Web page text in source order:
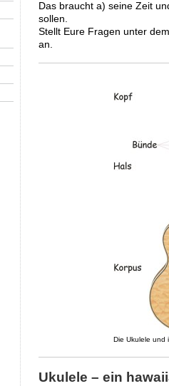
Das braucht a) seine Zeit
sollen.
Stellt Eure Fragen unter
an.
Die Ukulele und
Ukulele – ein